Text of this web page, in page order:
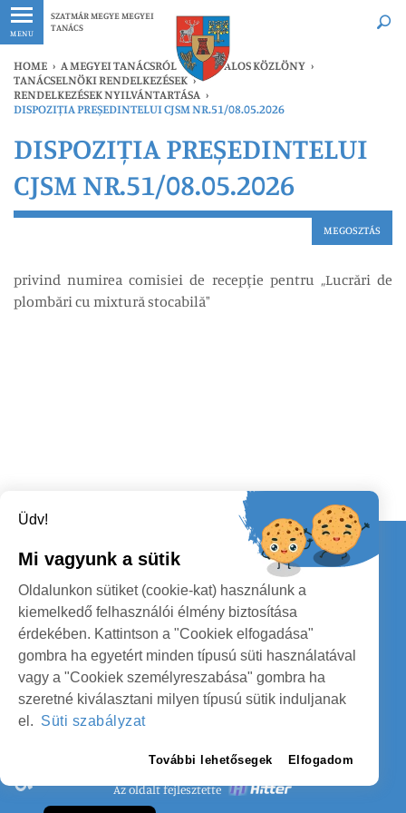
MENU
SZATMÁR MEGYE MEGYEI
TANÁCS
Legfrissebb Bármikor
HOME › A MEGYEI TANÁCSRÓL › HIVATALOS KÖZLÖNY ›
TANÁCSELNÖKI RENDELKEZÉSEK ›
RENDELKEZÉSEK NYILVÁNTARTÁSA ›
DISPOZIȚIA PREȘEDINTELUI CJSM NR.51/08.05.2026
DISPOZIȚIA PREȘEDINTELUI
CJSM NR.51/08.05.2026
MEGOSZTÁS
privind numirea comisiei de recepţie pentru „Lucrări de
plombări cu mixtură stocabilă"
SZEMÉLYES ADATOK VÉDELME
Az oldalt fejlesztette
SZATMÁR MEGYE MEGYEI TANÁCS
Kapcsolat
KÖVESSENEK
Üdv!
Mi vagyunk a sütik
Oldalunkon sütiket (cookie-kat) használunk a
kiemelkedő felhasználói élmény biztosítása
érdekében. Kattintson a "Cookiek elfogadása"
gombra ha egyetért minden típusú süti használatával
vagy a "Cookiek személyreszabása" gombra ha
szeretné kiválasztani milyen típusú sütik induljanak
el. Süti szabályzat
További lehetősegek Elfogadom